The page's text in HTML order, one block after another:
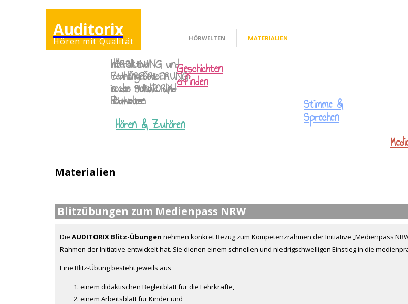
Auditorix
Hören mit Qualität ERWACHSENENSEITE
HÖRWELTEN MATERIALIEN
Hören & Zuhören
Geschichten
erfinden
Stimme &
Sprechen
Interaktive
Lernangebote in
sechs AUDITORIX-
Hörwelten
HÖRBILDUNG und
ZUHÖRFÖRDERUNG
in der Schule und
Zuhause
Materialien
Blitzübungen zum Medienpass NRW
Die AUDITORIX Blitz-Übungen nehmen konkret Bezug zum Kompetenzrahmen der Initiative „Medienpass
Rahmen der Initiative entwickelt hat. Sie dienen einem schnellen und niedrigschwelligen Einstieg in die
Eine Blitz-Übung besteht jeweils aus
einem didaktischen Begleitblatt für die Lehrkräfte,
einem Arbeitsblatt für Kinder und